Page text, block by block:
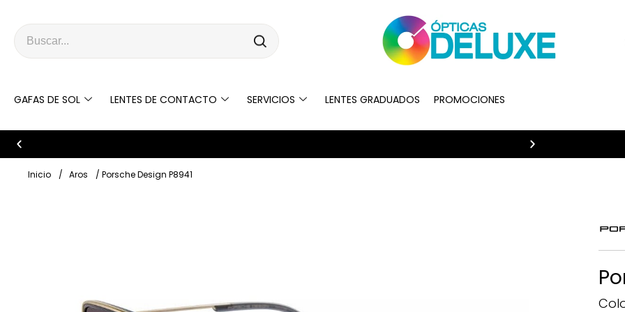
GAFAS DE SOL LENTES DE CONTACTO SERVICIOS LENTES GRADUADOS PROMOCIONES
Bienvenido a Ópticas Deluxe 20% de
Inicio / Aros / Porsche Design P8941